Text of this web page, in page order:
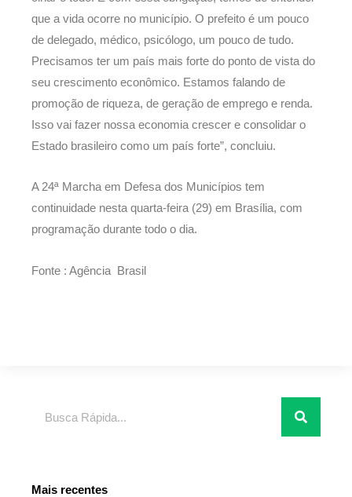
que a vida ocorre no município. O prefeito é um pouco
de delegado, médico, psicólogo, um pouco de tudo.
Precisamos ter um país mais forte do ponto de vista do
seu crescimento econômico. Estamos falando de
promoção de riqueza, de geração de emprego e renda.
Isso vai fazer nossa economia crescer e consolidar o
Estado brasileiro como um país forte”, concluiu.
A 24ª Marcha em Defesa dos Municípios tem
continuidade nesta quarta-feira (29) em Brasília, com
programação durante todo o dia.
Fonte : Agência Brasil
Mais recentes